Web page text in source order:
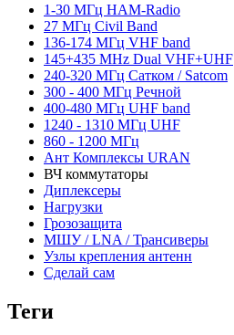
1-30 МГц HAM-Radio
27 МГц Civil Band
136-174 МГц VHF band
145+435 MHz Dual VHF+UHF
240-320 МГц Сатком / Satcom
300 - 400 МГц Речной
400-480 МГц UHF band
1240 - 1310 МГц UHF
860 - 1200 МГц
Ант Комплексы URAN
ВЧ коммутаторы
Диплексеры
Нагрузки
Грозозащита
МШУ / LNA / Трансиверы
Узлы крепления антенн
Сделай сам
Теги